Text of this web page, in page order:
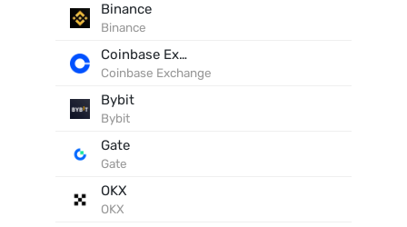
Binance
Binance
Coinbase Exchange
Coinbase Exchange
Bybit
Bybit
Gate
Gate
OKX
OKX